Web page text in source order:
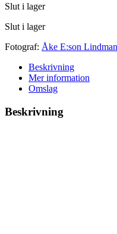
Slut i lager
Slut i lager
Fotograf: Åke E:son Lindman
Beskrivning
Mer information
Omslag
Beskrivning